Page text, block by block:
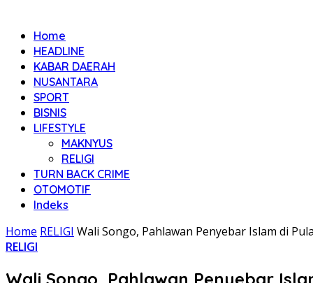
Home
HEADLINE
KABAR DAERAH
NUSANTARA
SPORT
BISNIS
LIFESTYLE
MAKNYUS
RELIGI
TURN BACK CRIME
OTOMOTIF
Indeks
Home RELIGI Wali Songo, Pahlawan Penyebar Islam di
RELIGI
Wali Songo, Pahlawan Penyebar